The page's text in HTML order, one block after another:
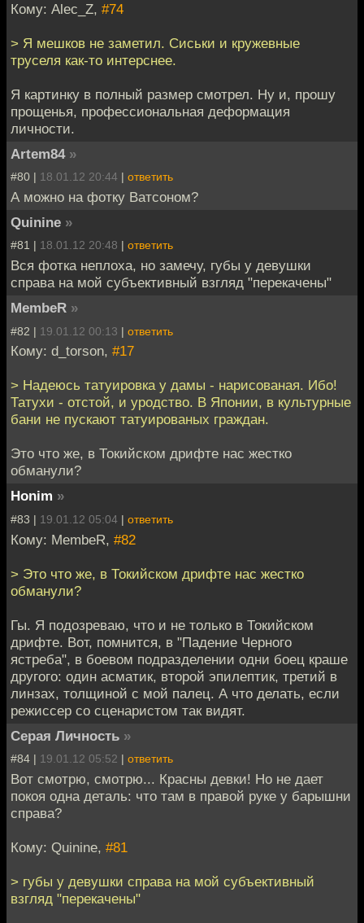
Кому: Alec_Z, #74
> Я мешков не заметил. Сиськи и кружевные
труселя как-то интерснее.
Я картинку в полный размер смотрел. Ну и, прошу
прощенья, профессиональная деформация
личности.
Artem84 »
#80 | 18.01.12 20:44 | ответить
А можно на фотку Ватсоном?
Quinine »
#81 | 18.01.12 20:48 | ответить
Вся фотка неплоха, но замечу, губы у девушки
справа на мой субъективный взгляд "перекачены"
MembeR »
#82 | 19.01.12 00:13 | ответить
Кому: d_torson, #17
> Надеюсь татуировка у дамы - нарисованая. Ибо!
Татухи - отстой, и уродство. В Японии, в культурные
бани не пускают татуированых граждан.
Это что же, в Токийском дрифте нас жестко
обманули?
Honim »
#83 | 19.01.12 05:04 | ответить
Кому: MembeR, #82
> Это что же, в Токийском дрифте нас жестко
обманули?
Гы. Я подозреваю, что и не только в Токийском
дрифте. Вот, помнится, в "Падение Черного
ястреба", в боевом подразделении одни боец краше
другого: один асматик, второй эпилептик, третий в
линзах, толщиной с мой палец. А что делать, если
режиссер со сценаристом так видят.
Серая Личность »
#84 | 19.01.12 05:52 | ответить
Вот смотрю, смотрю... Красны девки! Но не дает
покоя одна деталь: что там в правой руке у барышни
справа?
Кому: Quinine, #81
> губы у девушки справа на мой субъективный
взгляд "перекачены"